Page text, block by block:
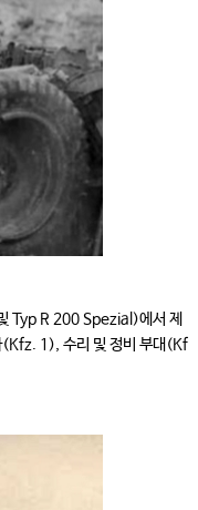
R 200 Spezial)에서 제
(Kfz. 1), 수리 및 정비 부대(Kf